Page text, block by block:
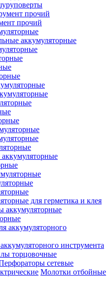
прочий
аккумуляторные
для герметика и клея
аккумуляторные
инструмента
торцовочные
сетевые
Молотки отбойные